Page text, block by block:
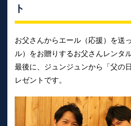
ト
お父さんからエール（応援）を送
ル）をお贈りするお父さんレンタル
最後に、ジュンジュンから「父の
レゼントです。